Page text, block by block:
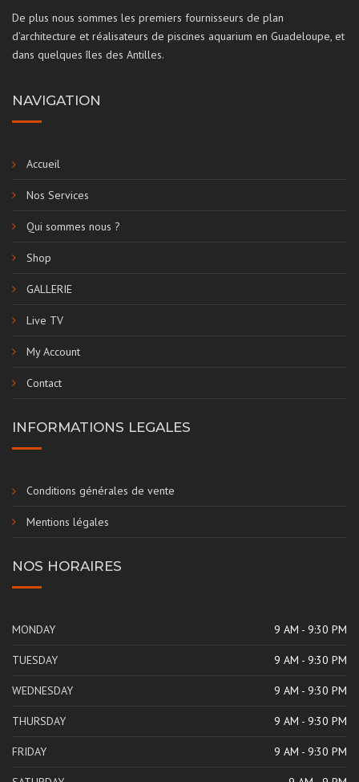
De plus nous sommes les premiers fournisseurs de plan
d’architecture et réalisateurs de piscines aquarium en Guadeloupe, et
dans quelques îles des Antilles.
NAVIGATION
Accueil
Nos Services
Qui sommes nous ?
Shop
GALLERIE
Live TV
My Account
Contact
INFORMATIONS LEGALES
Conditions générales de vente
Mentions légales
NOS HORAIRES
MONDAY 9 AM - 9:30 PM
TUESDAY 9 AM - 9:30 PM
WEDNESDAY 9 AM - 9:30 PM
THURSDAY 9 AM - 9:30 PM
FRIDAY 9 AM - 9:30 PM